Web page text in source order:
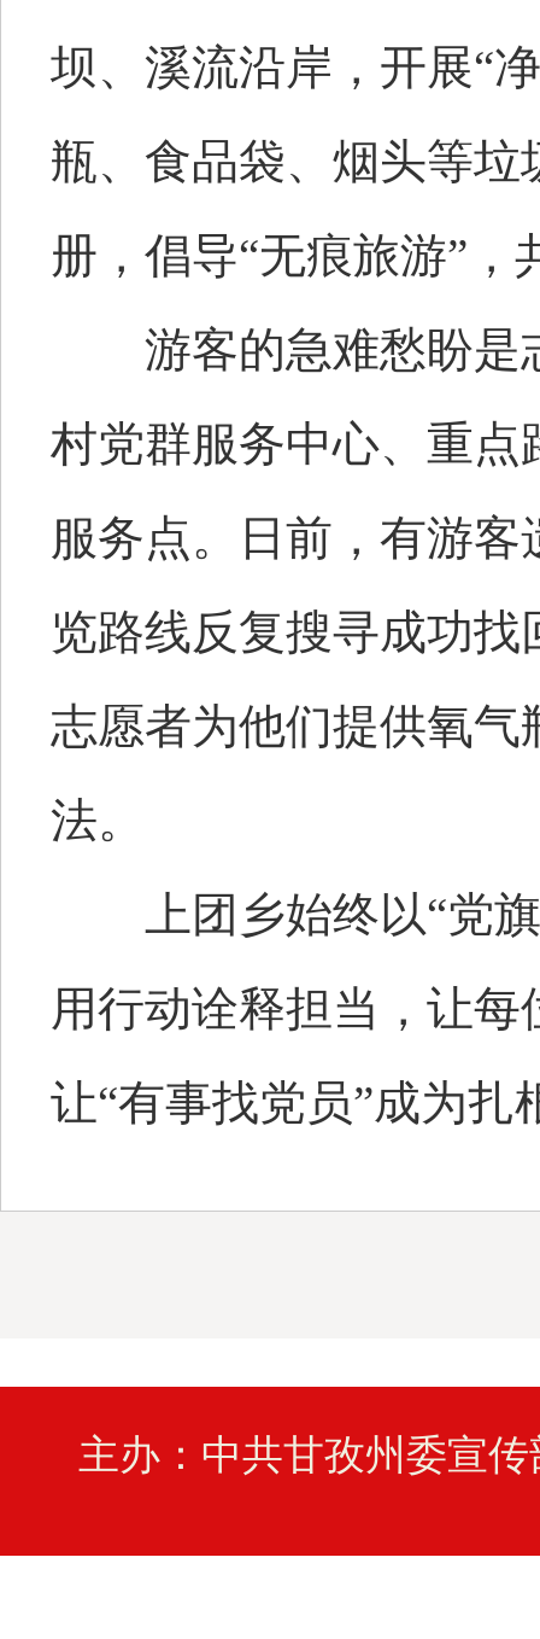
坝、溪流沿岸，开展“
瓶、食品袋、烟头等
册，倡导“无痕旅游”，
游客的急难愁盼是
村党群服务中心、重点
服务点。日前，有游
览路线反复搜寻成功
志愿者为他们提供氧
法。
上团乡始终以“党旗
用行动诠释担当，让
让“有事找党员”成为
主办：中共甘孜州委宣